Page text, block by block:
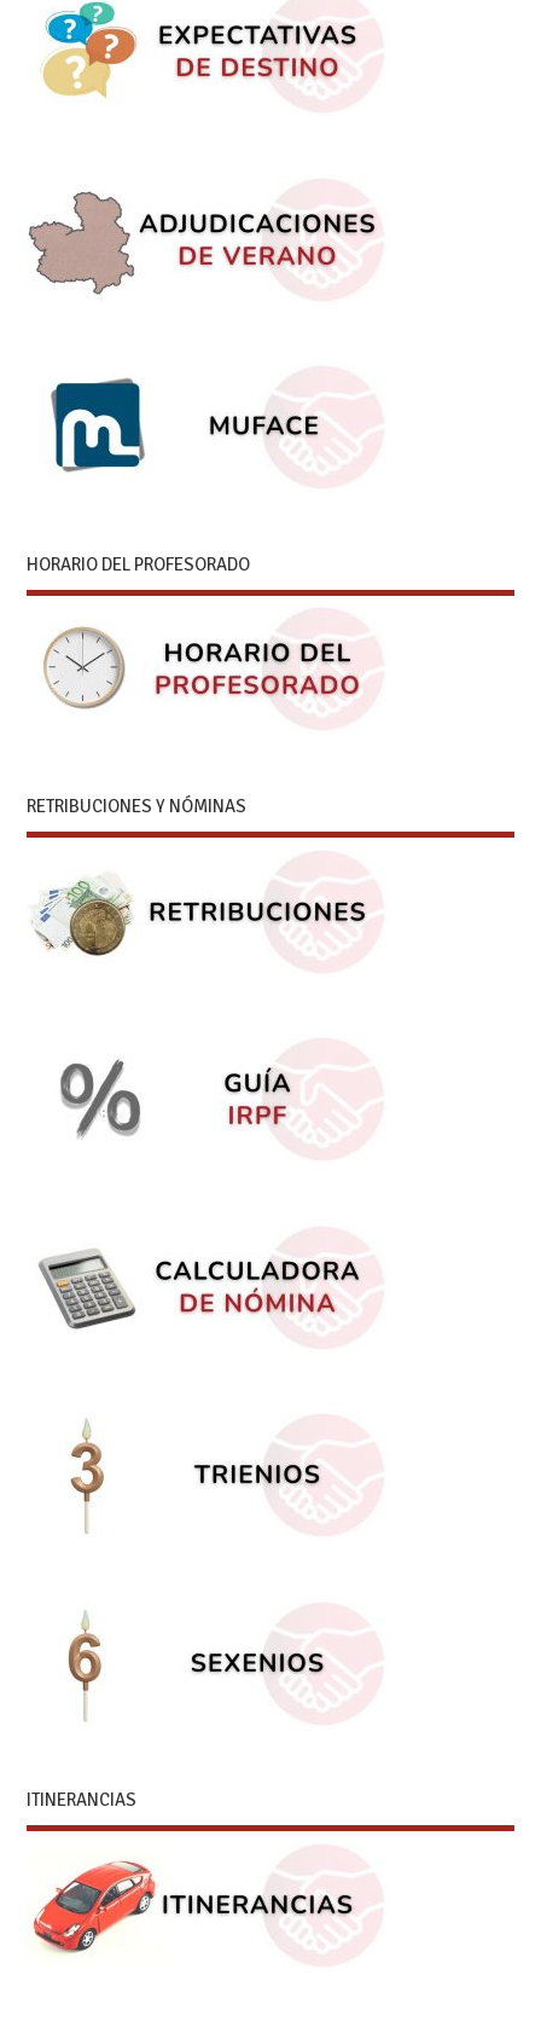
HORARIO DEL PROFESORADO
RETRIBUCIONES Y NÓMINAS
ITINERANCIAS